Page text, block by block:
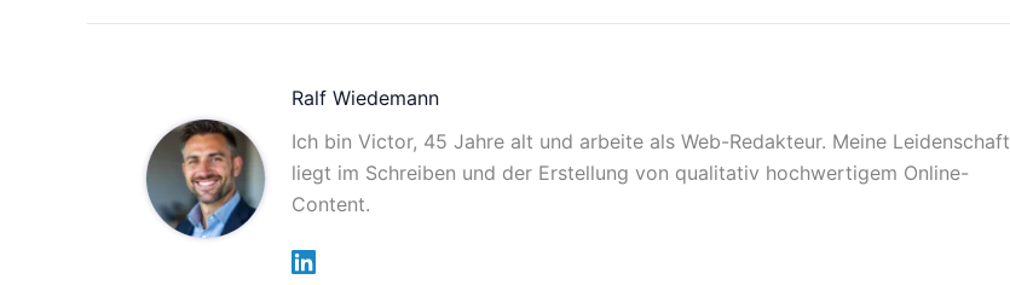
Ralf Wiedemann
Ich bin Victor, 45 Jahre alt und arbeite als Web-Redakteur. Meine Leidenschaft
liegt im Schreiben und der Erstellung von qualitativ hochwertigem Online-
Content.